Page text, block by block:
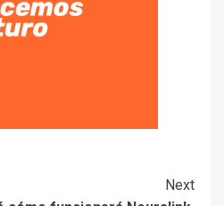
Next